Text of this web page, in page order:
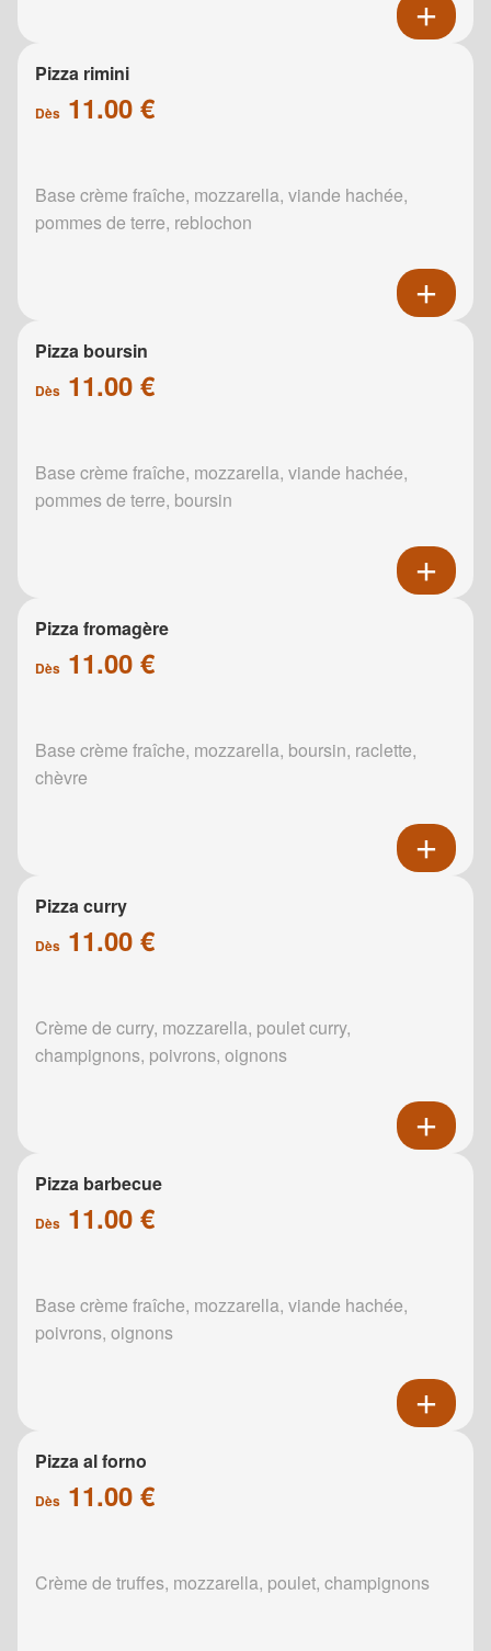
Pizza rimini
Dès 11.00 €
Base crème fraîche, mozzarella, viande hachée,
pommes de terre, reblochon
Pizza boursin
Dès 11.00 €
Base crème fraîche, mozzarella, viande hachée,
pommes de terre, boursin
Pizza fromagère
Dès 11.00 €
Base crème fraîche, mozzarella, boursin, raclette,
chèvre
Pizza curry
Dès 11.00 €
Crème de curry, mozzarella, poulet curry,
champignons, poivrons, oignons
Pizza barbecue
Dès 11.00 €
Base crème fraîche, mozzarella, viande hachée,
poivrons, oignons
Pizza al forno
Dès 11.00 €
Crème de truffes, mozzarella, poulet, champignons